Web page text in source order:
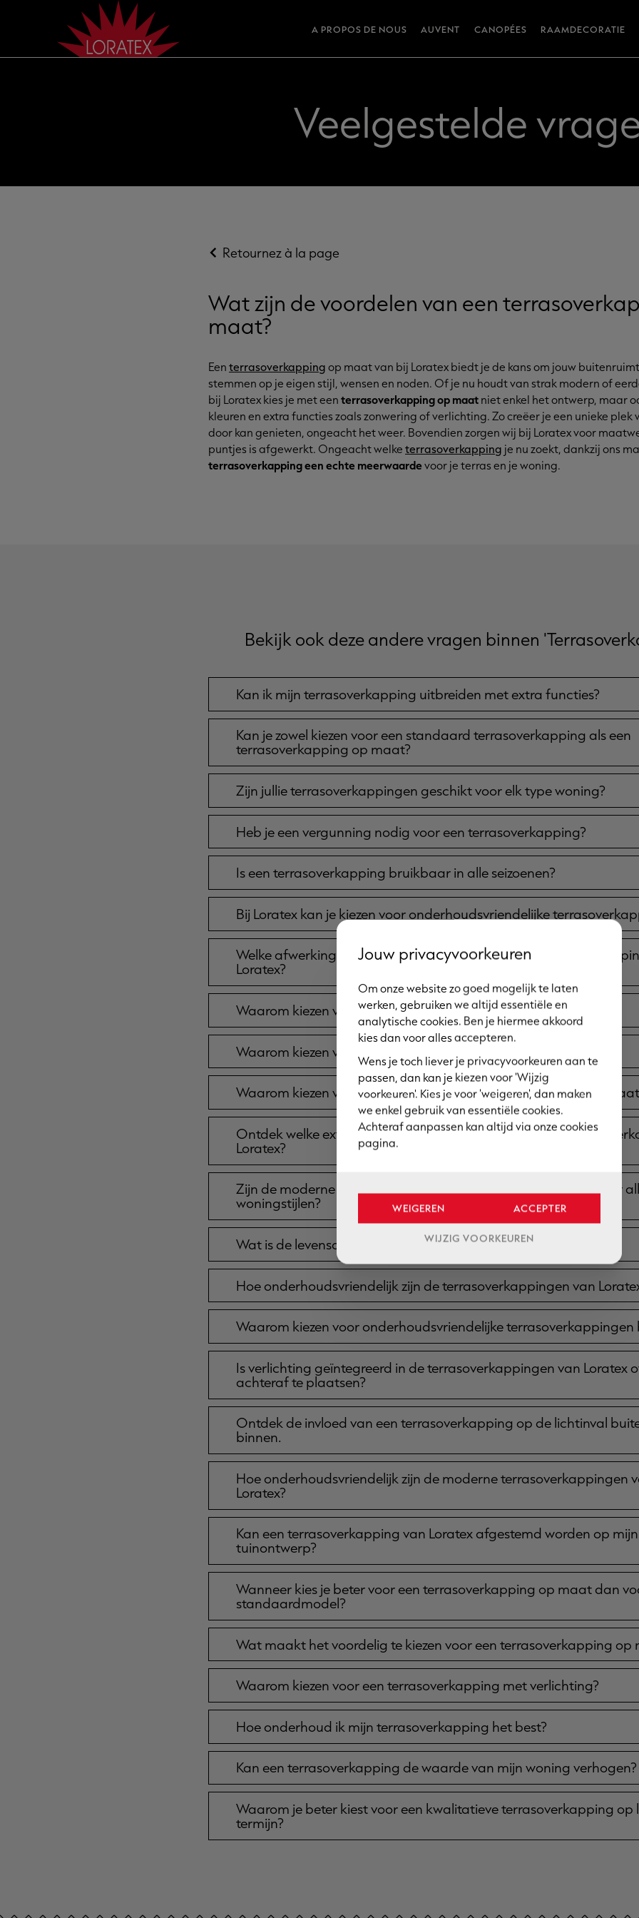
A PROPOS DE NOUS AUVENT CANOPÉES RAAMDECORATIE
Veelgestelde
Retournez à la page
Wat zijn de voordelen van een
maat?
Eenterrasoverkappingop maat van bij Loratex biedt je de kans om jouw
stemmen op je eigen stijl, wensen en noden. Of je nu houdt van strak modern of
bij Loratex kies je met eenterrasoverkapping op maatniet enkel het ontwerp, maar
kleuren en extra functies zoals zonwering of verlichting. Zo creëer je een unieke
door kan genieten, ongeacht het weer. Bovendien zorgen wij bij Loratex voor
puntjes is afgewerkt. Ongeacht welketerrasoverkapping je nu zoekt, dankzij ons
terrasoverkapping een echte meerwaardevoor je terras en je woning.
Bekijk ook deze andere vragen binnen
Kan ik mijn terrasoverkapping uitbreiden met extra functies?
Kan je zowel kiezen voor een standaard terrasoverkapping als een
terrasoverkapping op maat?
Zijn jullie terrasoverkappingen geschikt voor elk type woning?
Heb je een vergunning nodig voor een terrasoverkapping?
Is een terrasoverkapping bruikbaar in alle seizoenen?
Bij Loratex kan je kiezen voor onderhoudsvriendelijke
Welke afwerking en kleuren zijn mogelijk voor een
Loratex?
Waarom kiezen voor een terrasoverkapping van Loratex?
Waarom kiezen voor een terrasoverkapping met lamellen?
Waarom kiezen voor Loratex voor jouw terrasoverkapping op
Ontdek welke extra opties mogelijk zijn bij de moderne
Loratex?
Zijn de moderne terrasoverkappingen van Loratex geschikt voor
woningstijlen?
Wat is de levensduur van een terrasoverkapping van Loratex?
Hoe onderhoudsvriendelijk zijn de terrasoverkappingen van
Waarom kiezen voor onderhoudsvriendelijke terrasoverkappingen
Is verlichting geïntegreerd in de terrasoverkappingen van Loratex
achteraf te plaatsen?
Ontdek de invloed van een terrasoverkapping op de lichtinval
binnen.
Hoe onderhoudsvriendelijk zijn de moderne terrasoverkappingen
Loratex?
Kan een terrasoverkapping van Loratex afgestemd worden op mijn
tuinontwerp?
Wanneer kies je beter voor een terrasoverkapping op maat dan
standaardmodel?
Wat maakt het voordelig te kiezen voor een terrasoverkapping op
Waarom kiezen voor een terrasoverkapping met verlichting?
Hoe onderhoud ik mijn terrasoverkapping het best?
Kan een terrasoverkapping de waarde van mijn woning verhogen?
Waarom je beter kiest voor een kwalitatieve terrasoverkapping op
termijn?
Jouw privacyvoorkeuren
Om onze website zo goed mogelijk te laten
werken, gebruiken we altijd essentiële en
analytische cookies. Ben je hiermee akkoord
kies dan voor alles accepteren.
Wens je toch liever je privacyvoorkeuren aan te
passen, dan kan je kiezen voor 'Wijzig
voorkeuren'. Kies je voor 'weigeren', dan maken
we enkel gebruik van essentiële cookies.
Achteraf aanpassen kan altijd via onze cookies
pagina.
WEIGEREN ACCEPTER
WIJZIG VOORKEUREN